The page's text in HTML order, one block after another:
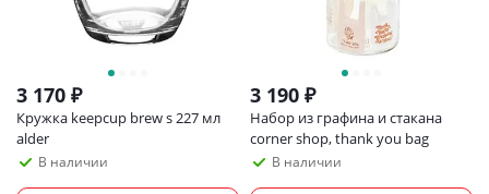
3 170 ₽
Кружка keepcup brew s 227 мл
alder
В наличии
3 190 ₽
Набор из графина и стакана
corner shop, thank you bag
В наличии